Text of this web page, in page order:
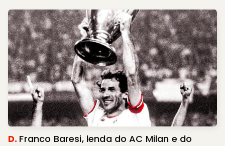
D. Franco Baresi, lenda do AC Milan e do